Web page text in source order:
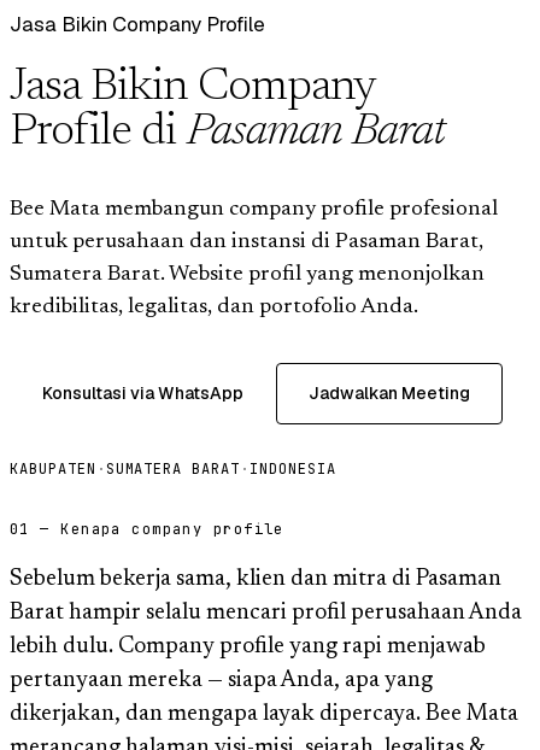
Jasa Bikin Company Profile
Jasa Bikin Company
Profile diPasaman Barat
Bee Mata membangun company profile profesional
untuk perusahaan dan instansi di Pasaman Barat,
Sumatera Barat. Website profil yang menonjolkan
kredibilitas, legalitas, dan portofolio Anda.
Konsultasi via WhatsApp Jadwalkan Meeting
KABUPATEN · SUMATERA BARAT · INDONESIA
01 — Kenapa company profile
Sebelum bekerja sama, klien dan mitra di Pasaman
Barat hampir selalu mencari profil perusahaan Anda
lebih dulu. Company profile yang rapi menjawab
pertanyaan mereka — siapa Anda, apa yang
dikerjakan, dan mengapa layak dipercaya. Bee Mata